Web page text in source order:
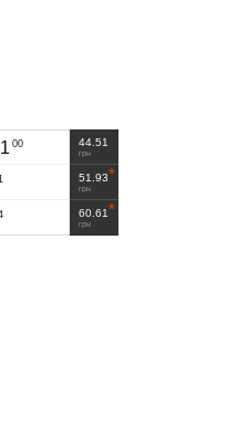
44.51
грн
00
51.93
грн
60.61
грн